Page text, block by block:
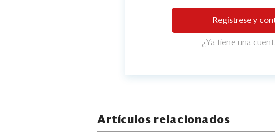
Regístrese y
¿Ya tiene una
Artículos relacionados